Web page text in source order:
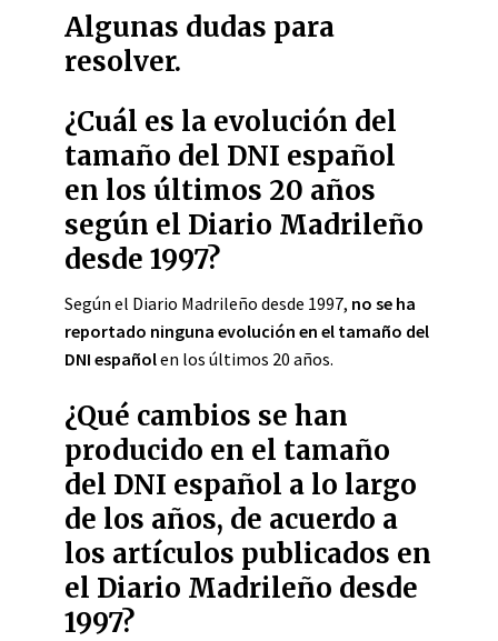
Algunas dudas para
resolver.
¿Cuál es la evolución del
tamaño del DNI español
en los últimos 20 años
según el Diario Madrileño
desde 1997?
Según el Diario Madrileño desde 1997, no se ha
reportado ninguna evolución en el tamaño del
DNI españolen los últimos 20 años.
¿Qué cambios se han
producido en el tamaño
del DNI español a lo largo
de los años, de acuerdo a
los artículos publicados en
el Diario Madrileño desde
1997?